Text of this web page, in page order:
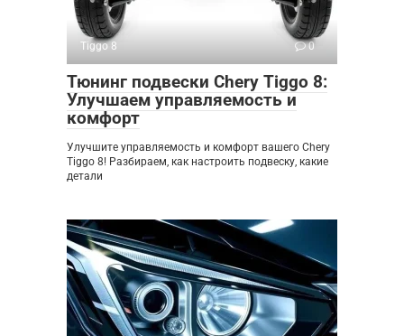
Tiggo 8 0
Тюнинг подвески Chery Tiggo 8:
Улучшаем управляемость и
комфорт
Улучшите управляемость и комфорт вашего Chery
Tiggo 8! Разбираем, как настроить подвеску, какие
детали